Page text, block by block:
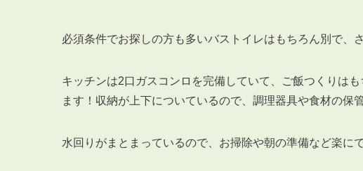
必須条件でお探しの方も多いバストイレはもちろん別で、
キッチンは2口ガスコンロを完備していて、ご飯つくりは
ます！収納が上下についているので、調理器具や食材の保
水回りがまとまっているので、お掃除や朝の準備など楽に